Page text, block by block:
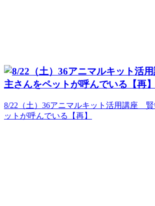
8/22（土）36アニマルキット活用講座
ットが呼んでいる【再】